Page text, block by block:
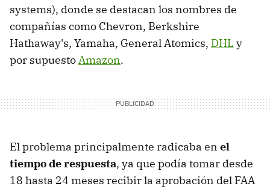
systems), donde se destacan los nombres de
compañías como Chevron, Berkshire
Hathaway's, Yamaha, General Atomics, DHL y
por supuestoAmazon.
El problema principalmente radicaba en el
tiempo de respuesta, ya que podía tomar desde
18 hasta 24 meses recibir la aprobación del FAA